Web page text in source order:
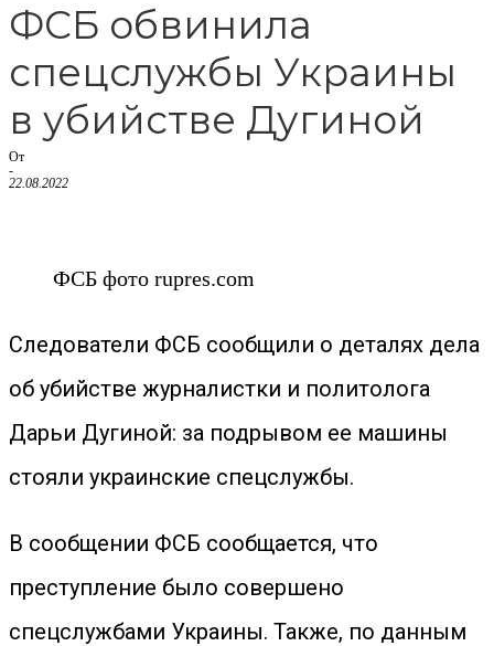
ФСБ обвинила
спецслужбы Украины
в убийстве Дугиной
От
-
22.08.2022
ФСБ фото rupres.com
Следователи ФСБ сообщили о деталях дела
об убийстве журналистки и политолога
Дарьи Дугиной: за подрывом ее машины
стояли украинские спецслужбы.
В сообщении ФСБ сообщается, что
преступление было совершено
спецслужбами Украины. Также, по данным